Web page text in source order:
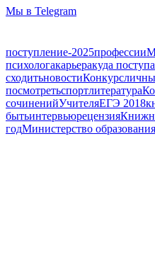
Мы в Telegram
поступление-2025профессии
психологакарьеракуда
сходитьновостиКонкурс
посмотретьспортлитература
сочиненийУчителяЕГЭ 2018
бытьинтервьюрецензия
годМинистерство образования